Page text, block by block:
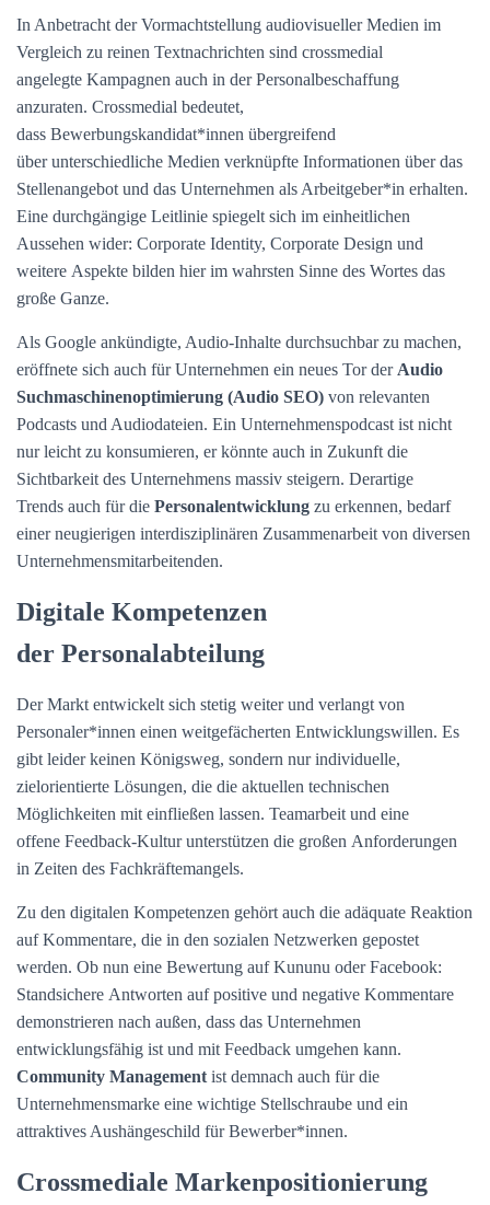
In Anbetracht der Vormachtstellung audiovisueller Medien im
Vergleich zu reinen Textnachrichten sind crossmedial
angelegte Kampagnen auch in der Personalbeschaffung
anzuraten. Crossmedial bedeutet,
dass Bewerbungskandidat*innen übergreifend
über unterschiedliche Medien verknüpfte Informationen über das
Stellenangebot und das Unternehmen als Arbeitgeber*in erhalten.
Eine durchgängige Leitlinie spiegelt sich im einheitlichen
Aussehen wider: Corporate Identity, Corporate Design und
weitere Aspekte bilden hier im wahrsten Sinne des Wortes das
große Ganze.
Als Google ankündigte, Audio-Inhalte durchsuchbar zu machen,
eröffnete sich auch für Unternehmen ein neues Tor der Audio
Suchmaschinenoptimierung (Audio SEO) von relevanten
Podcasts und Audiodateien. Ein Unternehmenspodcast ist nicht
nur leicht zu konsumieren, er könnte auch in Zukunft die
Sichtbarkeit des Unternehmens massiv steigern. Derartige
Trends auch für die Personalentwicklung zu erkennen, bedarf
einer neugierigen interdisziplinären Zusammenarbeit von diversen
Unternehmensmitarbeitenden.
Digitale Kompetenzen
der Personalabteilung
Der Markt entwickelt sich stetig weiter und verlangt von
Personaler*innen einen weitgefächerten Entwicklungswillen. Es
gibt leider keinen Königsweg, sondern nur individuelle,
zielorientierte Lösungen, die die aktuellen technischen
Möglichkeiten mit einfließen lassen. Teamarbeit und eine
offene Feedback-Kultur unterstützen die großen Anforderungen
in Zeiten des Fachkräftemangels.
Zu den digitalen Kompetenzen gehört auch die adäquate Reaktion
auf Kommentare, die in den sozialen Netzwerken gepostet
werden. Ob nun eine Bewertung auf Kununu oder Facebook:
Standsichere Antworten auf positive und negative Kommentare
demonstrieren nach außen, dass das Unternehmen
entwicklungsfähig ist und mit Feedback umgehen kann.
Community Management ist demnach auch für die
Unternehmensmarke eine wichtige Stellschraube und ein
attraktives Aushängeschild für Bewerber*innen.
Crossmediale Markenpositionierung